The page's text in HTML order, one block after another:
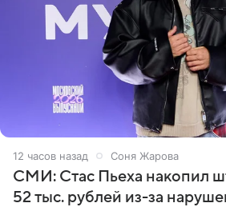
12 часов назад Соня Жарова
СМИ: Стас Пьеха накопил
52 тыс. рублей из-за